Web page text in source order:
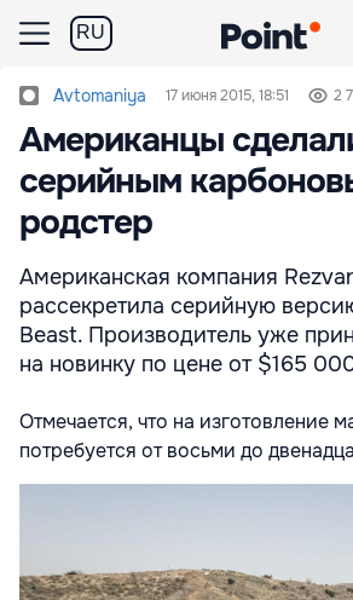
RU
Avtomaniya 17 июня 2015, 18:51 2
Американцы
серийным
родстер
Американская компания
рассекретила серийную
Beast. Производитель уже
на новинку по цене от $165
Отмечается, что на изготовление
потребуется от восьми до